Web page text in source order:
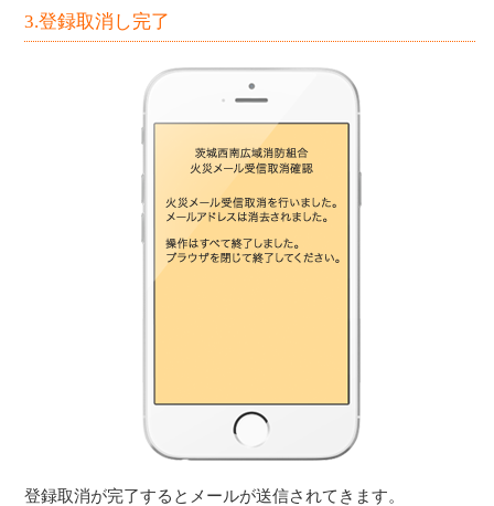
3.登録取消し完了
登録取消が完了するとメールが送信されてきます。